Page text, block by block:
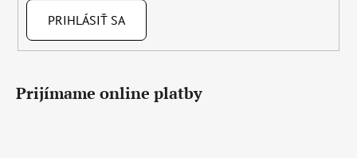
PRIHLÁSIŤ SA
Prijímame online platby